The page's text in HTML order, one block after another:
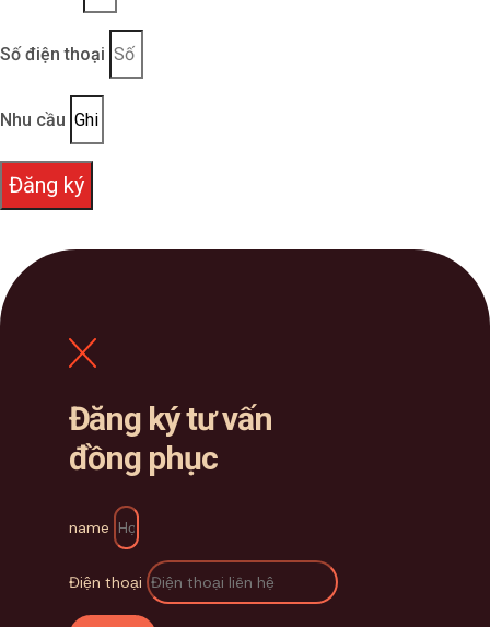
Số điện thoại
Nhu cầu
Đăng ký
Đăng ký tư vấn
đồng phục
name
Điện thoại